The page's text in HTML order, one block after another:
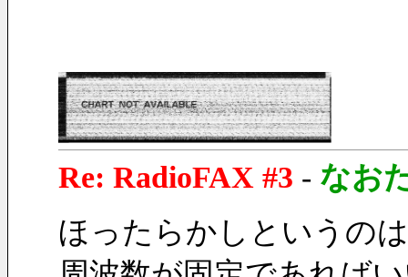
Re: RadioFAX #3 - なお
ほったらかしというの